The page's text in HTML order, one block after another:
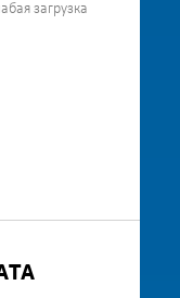
загрузка